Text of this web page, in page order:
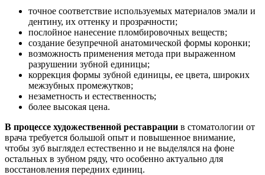
точное соответствие используемых материалов эмали и
дентину, их оттенку и прозрачности;
послойное нанесение пломбировочных веществ;
создание безупречной анатомической формы коронки;
возможность применения метода при выраженном
разрушении зубной единицы;
коррекция формы зубной единицы, ее цвета, широких
межзубных промежутков;
незаметность и естественность;
более высокая цена.
В процессе художественной реставрации в стоматологии от
врача требуется большой опыт и повышенное внимание,
чтобы зуб выглядел естественно и не выделялся на фоне
остальных в зубном ряду, что особенно актуально для
восстановления передних единиц.